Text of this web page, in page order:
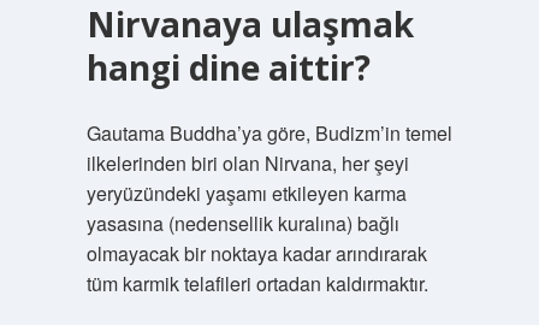
Nirvanaya ulaşmak
hangi dine aittir?
Gautama Buddha’ya göre, Budizm’in temel
ilkelerinden biri olan Nirvana, her şeyi
yeryüzündeki yaşamı etkileyen karma
yasasına (nedensellik kuralına) bağlı
olmayacak bir noktaya kadar arındırarak
tüm karmik telafileri ortadan kaldırmaktır.